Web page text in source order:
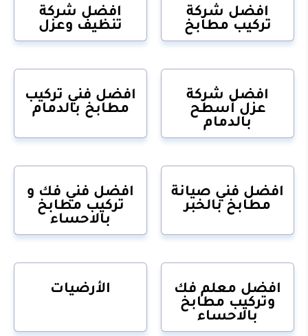
افضل شركة
تركيب مطابخ
افضل شركة
تنظيف وعزل
افضل شركة
عزل أسطح
بالدمام
افضل فني تركيب
مطابخ بالدمام
افضل فني صيانة
مطابخ بالخبر
افضل فني فك و
تركيب مطابخ
بالاحساء
افضل معلم فك
وتركيب مطابخ
بالاحساء
الأرضيات